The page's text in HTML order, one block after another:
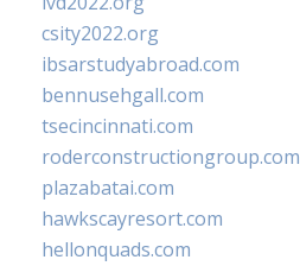
csity2022.org
ibsarstudyabroad.com
bennusehgall.com
tsecincinnati.com
roderconstructiongroup.com
plazabatai.com
hawkscayresort.com
hellonquads.com